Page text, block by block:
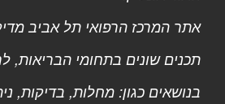
אתר המרכז הרפואי תל אביב
תכנים שונים בתחומי הבריאות,
בנושאים כגון: מחלות, בדיקות,